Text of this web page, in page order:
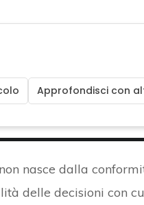
Approfondisci con
nasce dalla
delle decisioni con